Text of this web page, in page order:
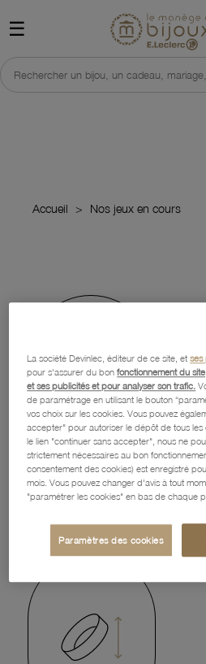
☰
Rechercher un bijou, un cadeau,
Accueil Nos jeux en cours
2 ANS
La société Devinlec, éditeur de ce site, etses
pour s'assurer du bonfonctionnement du
et ses publicités et pour analyser son trafic.
de paramétrage en utilisant le bouton
vos choix sur les cookies. Vous pouvez
accepter" pour autoriser le dépôt de tous les
le lien "continuer sans accepter", nous ne
strictement nécessaires au bon
consentement des cookies) est enregistré
mois. Vous pouvez changer d'avis à tout
"paramétrer les cookies" en bas de chaque
Paramètres des cookies